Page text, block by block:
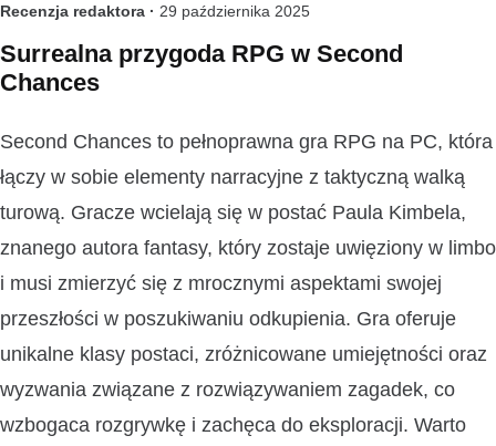
Recenzja redaktora · 29 października 2025
Surrealna przygoda RPG w Second
Chances
Second Chances to pełnoprawna gra RPG na PC, która
łączy w sobie elementy narracyjne z taktyczną walką
turową. Gracze wcielają się w postać Paula Kimbela,
znanego autora fantasy, który zostaje uwięziony w limbo
i musi zmierzyć się z mrocznymi aspektami swojej
przeszłości w poszukiwaniu odkupienia. Gra oferuje
unikalne klasy postaci, zróżnicowane umiejętności oraz
wyzwania związane z rozwiązywaniem zagadek, co
wzbogaca rozgrywkę i zachęca do eksploracji. Warto